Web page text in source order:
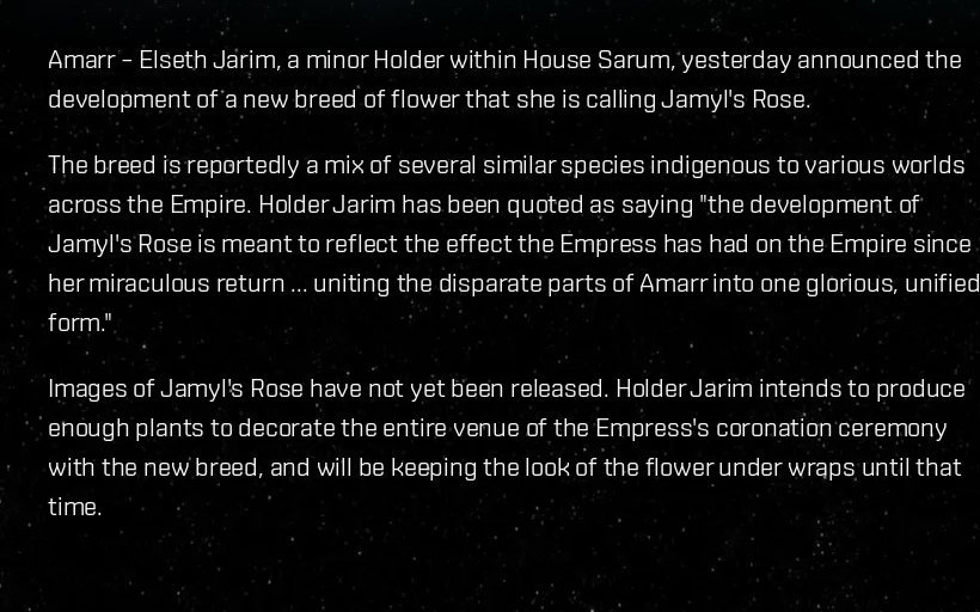
Amarr – Elseth Jarim, a minor Holder within House Sarum, yesterday announced the
development of a new breed of flower that she is calling Jamyl's Rose.
The breed is reportedly a mix of several similar species indigenous to various worlds
across the Empire. Holder Jarim has been quoted as saying "the development of
Jamyl's Rose is meant to reflect the effect the Empress has had on the Empire since
her miraculous return ... uniting the disparate parts of Amarr into one glorious, unified
form."
Images of Jamyl's Rose have not yet been released. Holder Jarim intends to produce
enough plants to decorate the entire venue of the Empress's coronation ceremony
with the new breed, and will be keeping the look of the flower under wraps until that
time.